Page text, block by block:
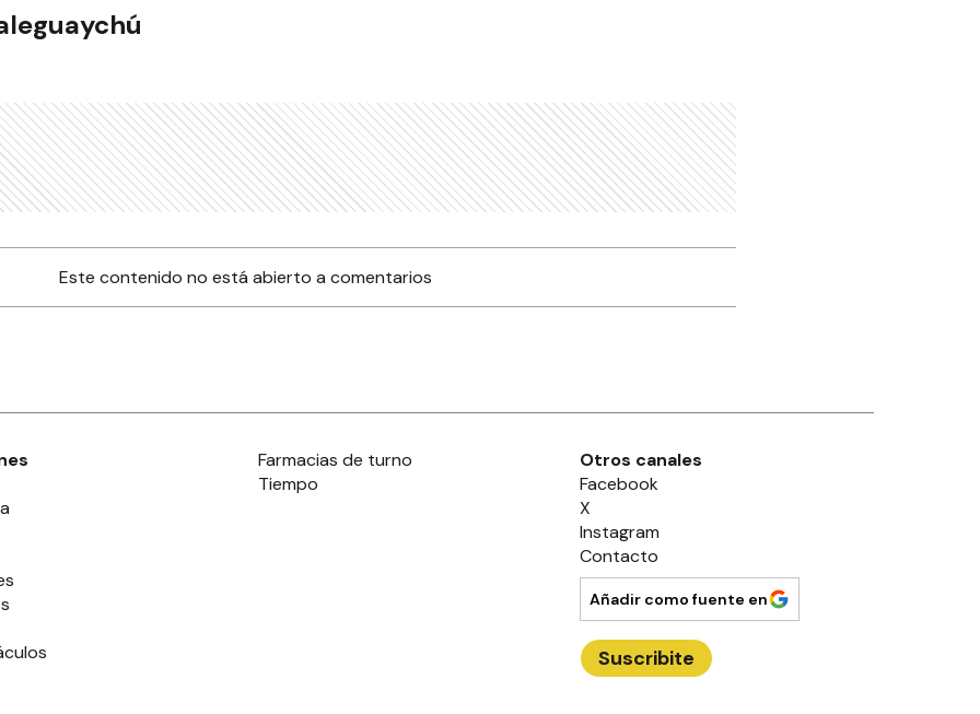
Este contenido no está abierto a comentarios
Farmacias de turno
Tiempo
Otros canales
Facebook
X
Instagram
Contacto
Añadir como fuente en
Suscribite